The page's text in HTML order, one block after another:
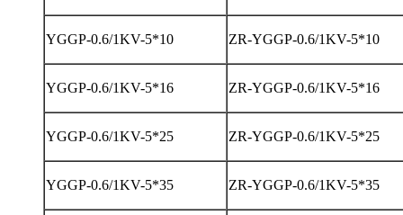
YGGP-0.6/1KV-5*10 ZR-YGGP-0.6/1KV-5*10
YGGP-0.6/1KV-5*16 ZR-YGGP-0.6/1KV-5*16
YGGP-0.6/1KV-5*25 ZR-YGGP-0.6/1KV-5*25
YGGP-0.6/1KV-5*35 ZR-YGGP-0.6/1KV-5*35